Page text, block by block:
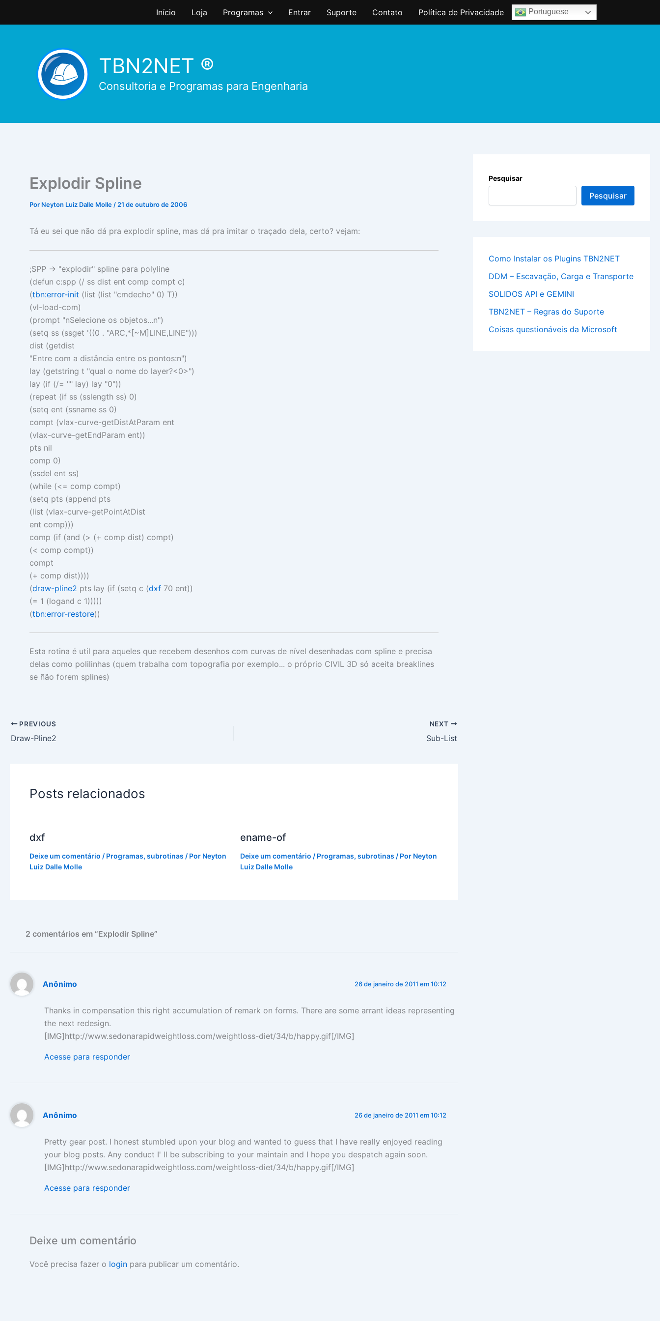
Início Loja Programas Entrar Suporte Contato Política de Privacidade Portuguese
TBN2NET ®
Consultoria e Programas para Engenharia
Explodir Spline
Por Neyton Luiz Dalle Molle / 21 de outubro de 2006
Tá eu sei que não dá pra explodir spline, mas dá pra imitar o traçado dela, certo? vejam:
;SPP -> "explodir" spline para polyline
(defun c:spp (/ ss dist ent comp compt c)
(tbn:error-init (list (list "cmdecho" 0) T))
(vl-load-com)
(prompt "nSelecione os objetos...n")
(setq ss (ssget '((0 . "ARC,*[~M]LINE,LINE")))
dist (getdist
"Entre com a distância entre os pontos:n")
lay (getstring t "qual o nome do layer?<0>")
lay (if (/= "" lay) lay "0"))
(repeat (if ss (sslength ss) 0)
(setq ent (ssname ss 0)
compt (vlax-curve-getDistAtParam ent
(vlax-curve-getEndParam ent))
pts nil
comp 0)
(ssdel ent ss)
(while (<= comp compt)
(setq pts (append pts
(list (vlax-curve-getPointAtDist
ent comp)))
comp (if (and (> (+ comp dist) compt)
(< comp compt))
compt
(+ comp dist))))
(draw-pline2 pts lay (if (setq c (dxf 70 ent))
(= 1 (logand c 1)))))
(tbn:error-restore))
Esta rotina é util para aqueles que recebem desenhos com curvas de nível desenhadas com spline e precisa
delas como polilinhas (quem trabalha com topografia por exemplo... o próprio CIVIL 3D só aceita breaklines
se ñão forem splines)
PREVIOUS
Draw-Pline2
NEXT
Sub-List
Posts relacionados
dxf
Deixe um comentário / Programas, subrotinas / Por Neyton
Luiz Dalle Molle
ename-of
Deixe um comentário / Programas, subrotinas / Por Neyton
Luiz Dalle Molle
2 comentários em “Explodir Spline”
Anônimo 26 de janeiro de 2011 em 10:12
Thanks in compensation this right accumulation of remark on forms. There are some arrant ideas representing
the next redesign.
[IMG]http://www.sedonarapidweightloss.com/weightloss-diet/34/b/happy.gif[/IMG]
Acesse para responder
Anônimo 26 de janeiro de 2011 em 10:12
Pretty gear post. I honest stumbled upon your blog and wanted to guess that I have really enjoyed reading
your blog posts. Any conduct I' ll be subscribing to your maintain and I hope you despatch again soon.
[IMG]http://www.sedonarapidweightloss.com/weightloss-diet/34/b/happy.gif[/IMG]
Acesse para responder
Deixe um comentário
Você precisa fazer o login para publicar um comentário.
Pesquisar
Pesquisar
Como Instalar os Plugins TBN2NET
DDM – Escavação, Carga e Transporte
SOLIDOS API e GEMINI
TBN2NET – Regras do Suporte
Coisas questionáveis da Microsoft